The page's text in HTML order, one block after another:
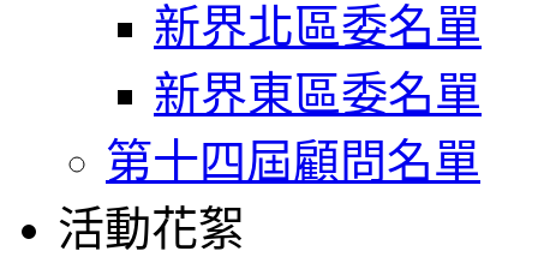
新界北區委名單
新界東區委名單
第十四屆顧問名單
活動花絮